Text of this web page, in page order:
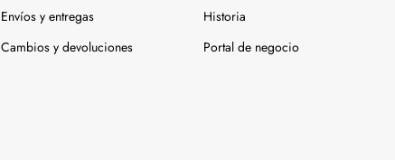
Envíos y entregas
Cambios y devoluciones
Historia
Portal de negocio